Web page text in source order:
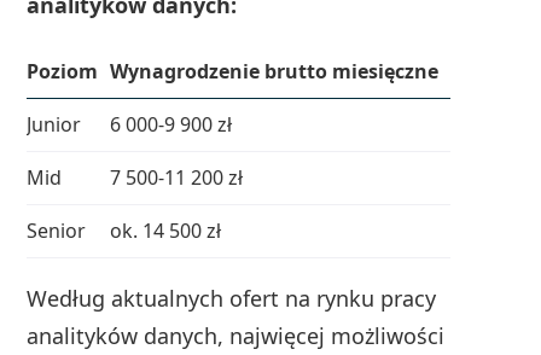
Poziom Wynagrodzenie brutto miesięczne
Junior
6 000-9 900 zł
Mid
7 500-11 200 zł
Senior
ok. 14 500 zł
Według aktualnych ofert na rynku pracy
analityków danych, najwięcej możliwości